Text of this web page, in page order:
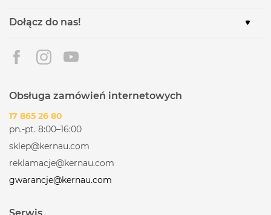
Dołącz do nas!
Obsługa zamówień internetowych
17 865 26 80
pn.-pt. 8:00–16:00
sklep@kernau.com
reklamacje@kernau.com
gwarancje@kernau.com